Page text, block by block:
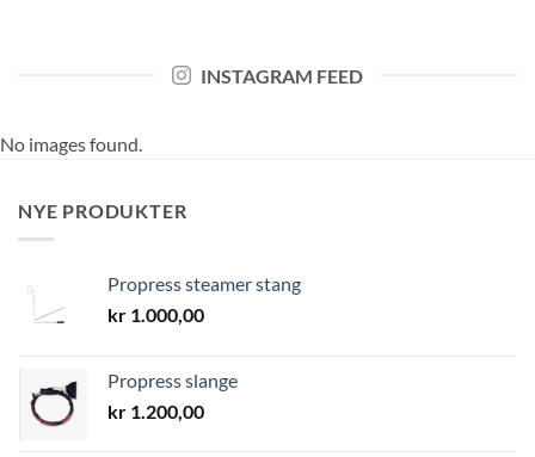
INSTAGRAM FEED
No images found.
NYE PRODUKTER
Propress steamer stang
kr 1.000,00
Propress slange
kr 1.200,00